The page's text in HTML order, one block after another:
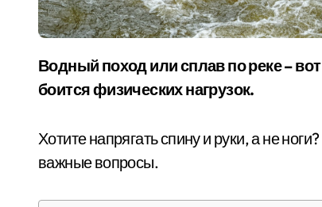
Водный поход или сплав по реке – вот отличный формат путешествия для тех, кто не
боится физических нагрузок.
Хотите напрягать спину и руки, а не
важные вопросы.